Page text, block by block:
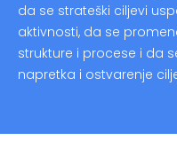
da se strateški ciljevi
aktivnosti, da se
strukture i procese i da
napretka i ostvarenje